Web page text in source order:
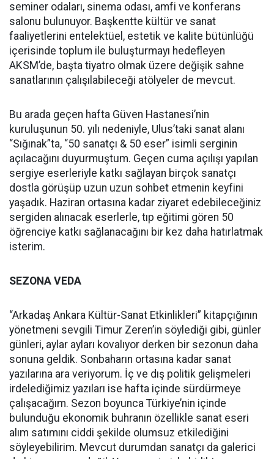
seminer odaları, sinema odası, amfi ve konferans
salonu bulunuyor. Başkentte kültür ve sanat
faaliyetlerini entelektüel, estetik ve kalite bütünlüğü
içerisinde toplum ile buluşturmayı hedefleyen
AKSM’de, başta tiyatro olmak üzere değişik sahne
sanatlarının çalışılabileceği atölyeler de mevcut.
Bu arada geçen hafta Güven Hastanesi’nin
kuruluşunun 50. yılı nedeniyle, Ulus’taki sanat alanı
“Sığınak”ta, “50 sanatçı & 50 eser” isimli serginin
açılacağını duyurmuştum. Geçen cuma açılışı yapılan
sergiye eserleriyle katkı sağlayan birçok sanatçı
dostla görüşüp uzun uzun sohbet etmenin keyfini
yaşadık. Haziran ortasına kadar ziyaret edebileceğiniz
sergiden alınacak eserlerle, tıp eğitimi gören 50
öğrenciye katkı sağlanacağını bir kez daha hatırlatmak
isterim.
SEZONA VEDA
“Arkadaş Ankara Kültür-Sanat Etkinlikleri” kitapçığının
yönetmeni sevgili Timur Zeren’in söylediği gibi, günler
günleri, aylar ayları kovalıyor derken bir sezonun daha
sonuna geldik. Sonbaharın ortasına kadar sanat
yazılarına ara veriyorum. İç ve dış politik gelişmeleri
irdelediğimiz yazıları ise hafta içinde sürdürmeye
çalışacağım. Sezon boyunca Türkiye’nin içinde
bulunduğu ekonomik buhranın özellikle sanat eseri
alım satımını ciddi şekilde olumsuz etkilediğini
söyleyebilirim. Mevcut durumdan sanatçı da galerici